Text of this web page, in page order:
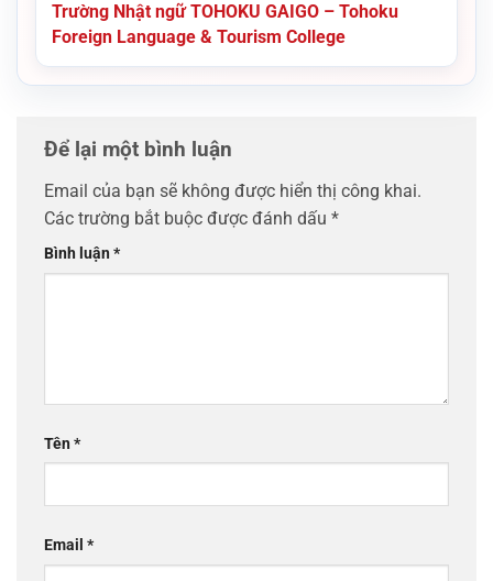
Trường Nhật ngữ TOHOKU GAIGO – Tohoku
Foreign Language & Tourism College
Để lại một bình luận
Email của bạn sẽ không được hiển thị công khai.
Các trường bắt buộc được đánh dấu *
Bình luận*
Tên*
Email *